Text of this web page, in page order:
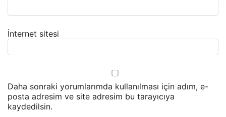
İnternet sitesi
Daha sonraki yorumlarımda kullanılması için adım, e-
posta adresim ve site adresim bu tarayıcıya
kaydedilsin.